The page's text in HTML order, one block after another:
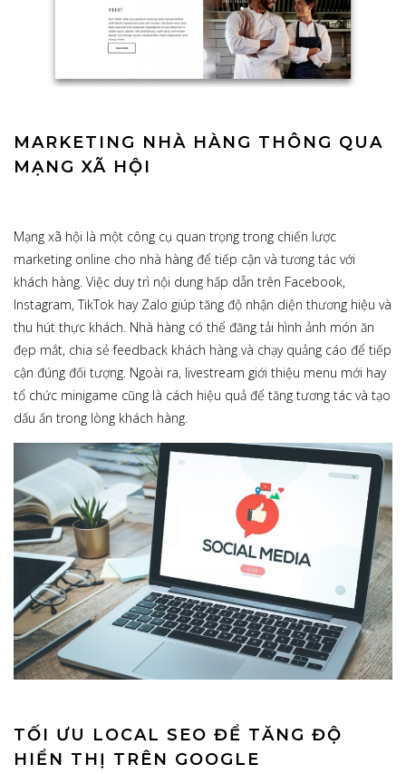
MARKETING NHÀ HÀNG THÔNG QUA
MẠNG XÃ HỘI
Mạng xã hội là một công cụ quan trọng trong chiến lược
marketing online cho nhà hàng để tiếp cận và tương tác với
khách hàng. Việc duy trì nội dung hấp dẫn trên Facebook,
Instagram, TikTok hay Zalo giúp tăng độ nhận diện thương hiệu và
thu hút thực khách. Nhà hàng có thể đăng tải hình ảnh món ăn
đẹp mắt, chia sẻ feedback khách hàng và chạy quảng cáo để tiếp
cận đúng đối tượng. Ngoài ra, livestream giới thiệu menu mới hay
tổ chức minigame cũng là cách hiệu quả để tăng tương tác và tạo
dấu ấn trong lòng khách hàng.
TỐI ƯU LOCAL SEO ĐỂ TĂNG ĐỘ
HIỂN THỊ TRÊN GOOGLE